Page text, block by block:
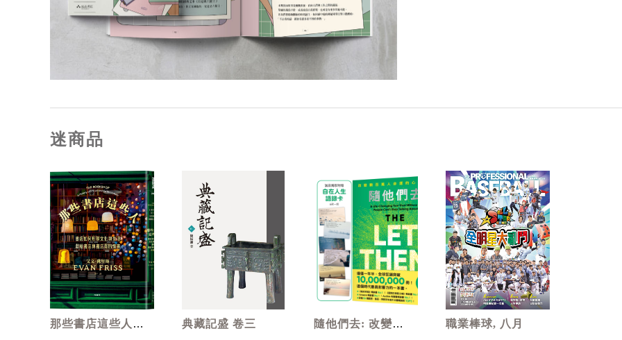
迷商品
那些書店這些人:
典藏記盛 卷三
隨他們去: 改變數
職業棒球, 八月